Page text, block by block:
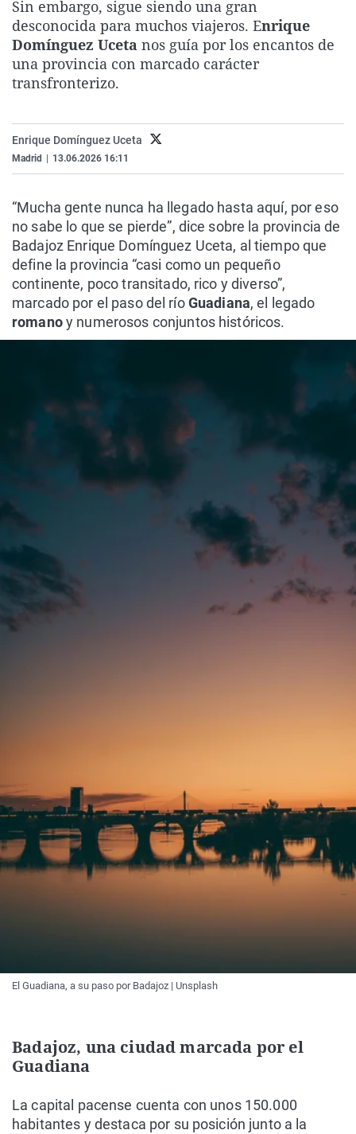
La rosa de los vientos
Gente viajera
Como el perro y el
Caso
Retornados
Equipo de
Extremadura
Galicia
La Rioja
País Vasco
Virales
Televisión
Elecciones
Sin embargo, sigue siendo una gran
desconocida para muchos viajeros. Enrique
Domínguez Uceta nos guía por los encantos de
una provincia con marcado carácter
transfronterizo.
Enrique Domínguez Uceta
Madrid 13.06.2026 16:11
“Mucha gente nunca ha llegado hasta aquí, por eso
no sabe lo que se pierde”, dice sobre la provincia de
Badajoz Enrique Domínguez Uceta, al tiempo que
define la provincia “casi como un pequeño
continente, poco transitado, rico y diverso”,
marcado por el paso del ríoGuadiana, el legado
romanoy numerosos conjuntos históricos.
El Guadiana, a su paso por Badajoz | Unsplash
Badajoz, una ciudad marcada por el
Guadiana
La capital pacense cuenta con unos 150.000
habitantes y destaca por su posición junto a la